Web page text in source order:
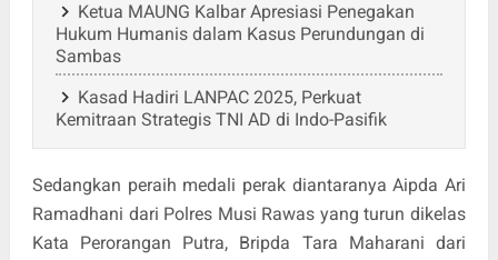
Ketua MAUNG Kalbar Apresiasi Penegakan
Hukum Humanis dalam Kasus Perundungan di
Sambas
Kasad Hadiri LANPAC 2025, Perkuat
Kemitraan Strategis TNI AD di Indo-Pasifik
Sedangkan peraih medali perak diantaranya Aipda Ari
Ramadhani dari Polres Musi Rawas yang turun dikelas
Kata Perorangan Putra, Bripda Tara Maharani dari